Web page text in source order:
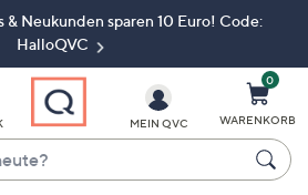
& Neukunden sparen 10 Euro! Code:
HalloQVC
MEIN QVC
0
WARENKORB